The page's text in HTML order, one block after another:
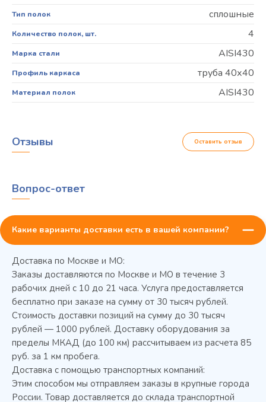
Тип полок сплошные
Количество полок, шт. 4
Марка стали AISI430
Профиль каркаса труба 40х40
Материал полок AISI430
Колода разрубочная КР-5/5
Отзывы Оставить отзыв
Вопрос-ответ
Какие варианты доставки есть в вашей компании?
Доставка по Москве и МО:
Заказы доставляются по Москве и МО в течение 3
рабочих дней с 10 до 21 часа. Услуга предоставляется
бесплатно при заказе на сумму от 30 тысяч рублей.
Стоимость доставки позиций на сумму до 30 тысяч
рублей — 1000 рублей. Доставку оборудования за
пределы МКАД (до 100 км) рассчитываем из расчета 85
руб. за 1 км пробега.
Доставка с помощью транспортных компаний:
Этим способом мы отправляем заказы в крупные города
России. Товар доставляется до склада транспортной